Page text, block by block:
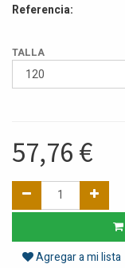
Referencia:
TALLA
57,76 €
Agregar a mi lista